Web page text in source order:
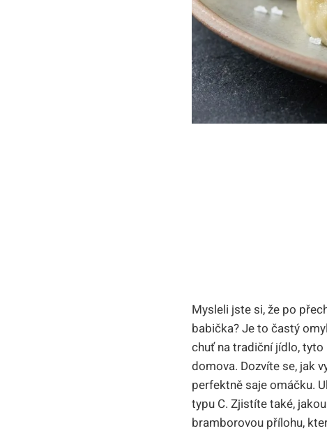
Mysleli jste si, že po
babička? Je to častý
chuť na tradiční jídlo,
domova. Dozvíte se, jak
perfektně saje omáčku.
typu C. Zjistíte také,
bramborovou přílohu,